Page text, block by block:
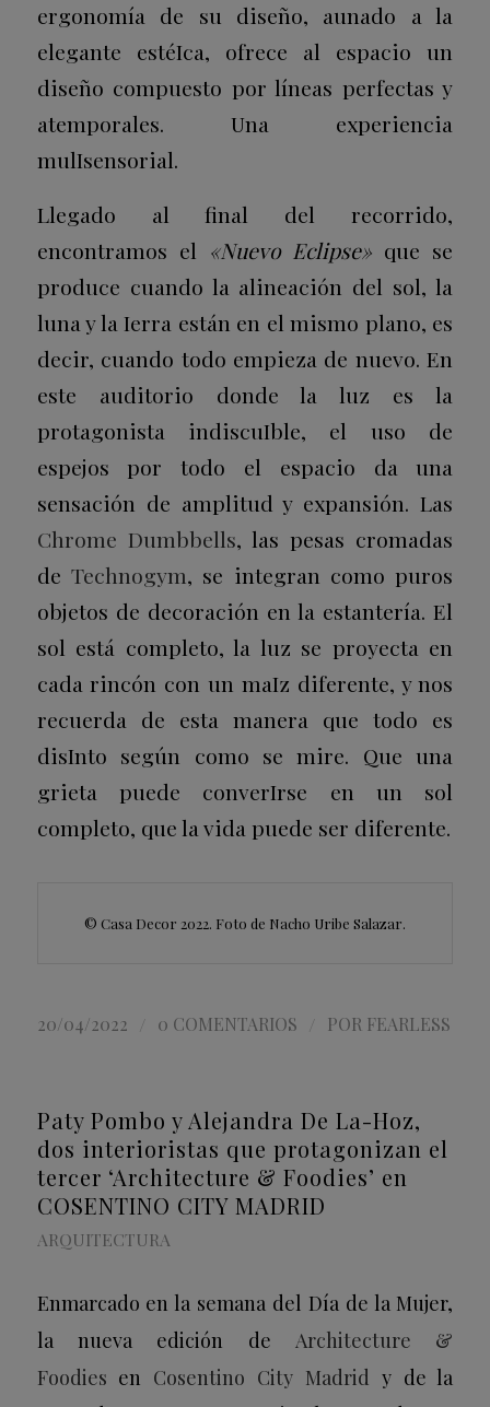
ergonomía de su diseño, aunado a la
elegante estéIca, ofrece al espacio un
diseño compuesto por líneas perfectas y
atemporales. Una experiencia
mulIsensorial.
Llegado al final del recorrido,
encontramos el «Nuevo Eclipse» que se
produce cuando la alineación del sol, la
luna y la Ierra están en el mismo plano, es
decir, cuando todo empieza de nuevo. En
este auditorio donde la luz es la
protagonista indiscuIble, el uso de
espejos por todo el espacio da una
sensación de amplitud y expansión. Las
Chrome Dumbbells, las pesas cromadas
de Technogym, se integran como puros
objetos de decoración en la estantería. El
sol está completo, la luz se proyecta en
cada rincón con un maIz diferente, y nos
recuerda de esta manera que todo es
disInto según como se mire. Que una
grieta puede converIrse en un sol
completo, que la vida puede ser diferente.
© Casa Decor 2022. Foto de Nacho Uribe Salazar.
20/04/2022 0 COMENTARIOS POR FEARLESS
Paty Pombo y Alejandra De La-Hoz,
dos interioristas que protagonizan el
tercer ‘Architecture & Foodies’ en
COSENTINO CITY MADRID
ARQUITECTURA
Enmarcado en la semana del Día de la Mujer,
la nueva edición deArchitecture &
Foodies en Cosentino City Madrid y de la